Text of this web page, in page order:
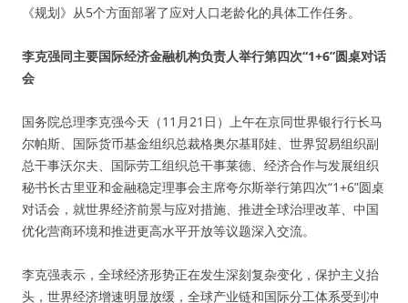
《规划》从5个方面部署了应对人口老龄化的具体工作任务。
李克强同主要国际经济金融机构负责人举行第四次“1+6”圆桌对话
会
国务院总理李克强今天（11月21日）上午在京同世界银行行长马
尔帕斯、国际货币基金组织总裁格奥尔基耶娃、世界贸易组织副
总干事沃尔夫、国际劳工组织总干事莱德、经济合作与发展组织
秘书长古里亚和金融稳定理事会主席夸尔斯举行第四次“1+6”圆桌
对话会，就世界经济前景与应对措施、推进全球治理改革、中国
优化营商环境和推进更高水平开放等议题深入交流。
李克强表示，全球经济形势正在发生深刻复杂变化，保护主义抬
头，世界经济增速明显放缓，全球产业链和国际分工体系受到冲